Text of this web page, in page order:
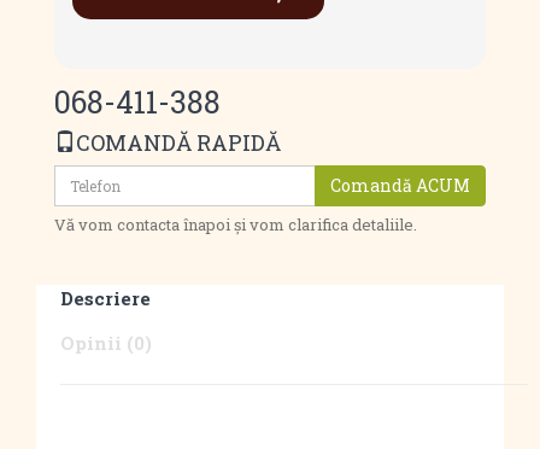
068-411-388
COMANDĂ RAPIDĂ
Comandă ACUM
Vă vom contacta înapoi și vom clarifica detaliile.
Descriere
Opinii (0)